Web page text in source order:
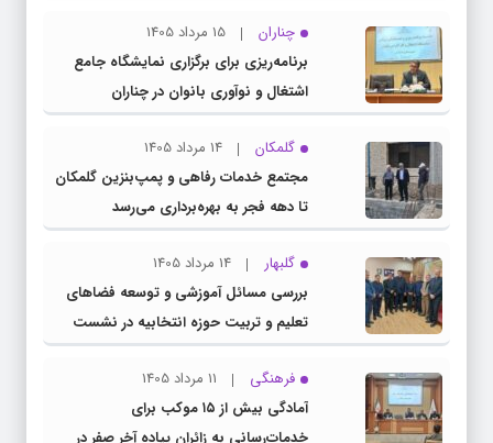
چناران
15 مرداد 1405
برنامه‌ریزی برای برگزاری نمایشگاه جامع
اشتغال و نوآوری بانوان در چناران
گلمکان
14 مرداد 1405
مجتمع خدمات رفاهی و پمپ‌بنزین گلمکان
تا دهه فجر به بهره‌برداری می‌رسد
گلبهار
14 مرداد 1405
بررسی مسائل آموزشی و توسعه فضاهای
تعلیم و تربیت حوزه انتخابیه در نشست
مشترک عضو کمیسیون آموزش مجلس با
مدیرکل آموزش و پرورش خراسان رضوی
فرهنگی
11 مرداد 1405
آمادگی بیش از ۱۵ موکب برای
خدمات‌رسانی به زائران پیاده آخر صفر در